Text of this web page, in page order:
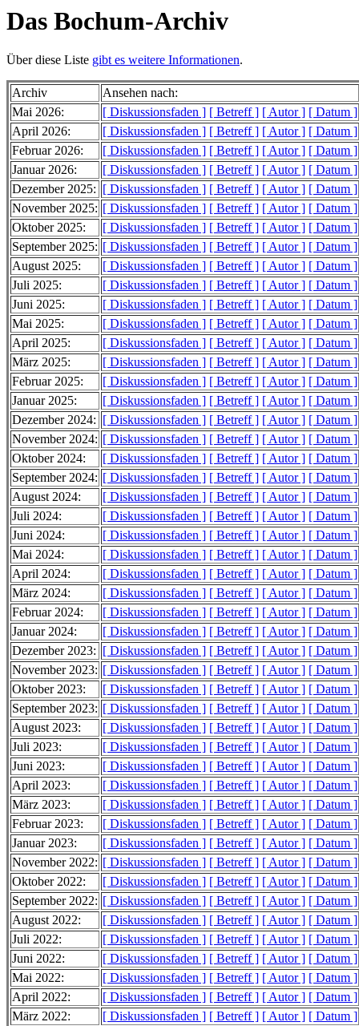
Das Bochum-Archiv
Über diese Liste gibt es weitere Informationen.
Archiv
Ansehen nach:
Mai 2026:
[ Diskussionsfaden ] [ Betreff ] [ Autor ] [ Datum ]
April 2026:
[ Diskussionsfaden ] [ Betreff ] [ Autor ] [ Datum ]
Februar 2026:
[ Diskussionsfaden ] [ Betreff ] [ Autor ] [ Datum ]
Januar 2026:
[ Diskussionsfaden ] [ Betreff ] [ Autor ] [ Datum ]
Dezember 2025: [ Diskussionsfaden ] [ Betreff ] [ Autor ] [ Datum ]
November 2025: [ Diskussionsfaden ] [ Betreff ] [ Autor ] [ Datum ]
Oktober 2025:
[ Diskussionsfaden ] [ Betreff ] [ Autor ] [ Datum ]
September 2025: [ Diskussionsfaden ] [ Betreff ] [ Autor ] [ Datum ]
August 2025:
[ Diskussionsfaden ] [ Betreff ] [ Autor ] [ Datum ]
Juli 2025:
[ Diskussionsfaden ] [ Betreff ] [ Autor ] [ Datum ]
Juni 2025:
[ Diskussionsfaden ] [ Betreff ] [ Autor ] [ Datum ]
Mai 2025:
[ Diskussionsfaden ] [ Betreff ] [ Autor ] [ Datum ]
April 2025:
[ Diskussionsfaden ] [ Betreff ] [ Autor ] [ Datum ]
März 2025:
[ Diskussionsfaden ] [ Betreff ] [ Autor ] [ Datum ]
Februar 2025:
[ Diskussionsfaden ] [ Betreff ] [ Autor ] [ Datum ]
Januar 2025:
[ Diskussionsfaden ] [ Betreff ] [ Autor ] [ Datum ]
Dezember 2024: [ Diskussionsfaden ] [ Betreff ] [ Autor ] [ Datum ]
November 2024: [ Diskussionsfaden ] [ Betreff ] [ Autor ] [ Datum ]
Oktober 2024:
[ Diskussionsfaden ] [ Betreff ] [ Autor ] [ Datum ]
September 2024: [ Diskussionsfaden ] [ Betreff ] [ Autor ] [ Datum ]
August 2024:
[ Diskussionsfaden ] [ Betreff ] [ Autor ] [ Datum ]
Juli 2024:
[ Diskussionsfaden ] [ Betreff ] [ Autor ] [ Datum ]
Juni 2024:
[ Diskussionsfaden ] [ Betreff ] [ Autor ] [ Datum ]
Mai 2024:
[ Diskussionsfaden ] [ Betreff ] [ Autor ] [ Datum ]
April 2024:
[ Diskussionsfaden ] [ Betreff ] [ Autor ] [ Datum ]
März 2024:
[ Diskussionsfaden ] [ Betreff ] [ Autor ] [ Datum ]
Februar 2024:
[ Diskussionsfaden ] [ Betreff ] [ Autor ] [ Datum ]
Januar 2024:
[ Diskussionsfaden ] [ Betreff ] [ Autor ] [ Datum ]
Dezember 2023: [ Diskussionsfaden ] [ Betreff ] [ Autor ] [ Datum ]
November 2023: [ Diskussionsfaden ] [ Betreff ] [ Autor ] [ Datum ]
Oktober 2023:
[ Diskussionsfaden ] [ Betreff ] [ Autor ] [ Datum ]
September 2023: [ Diskussionsfaden ] [ Betreff ] [ Autor ] [ Datum ]
August 2023:
[ Diskussionsfaden ] [ Betreff ] [ Autor ] [ Datum ]
Juli 2023:
[ Diskussionsfaden ] [ Betreff ] [ Autor ] [ Datum ]
Juni 2023:
[ Diskussionsfaden ] [ Betreff ] [ Autor ] [ Datum ]
April 2023:
[ Diskussionsfaden ] [ Betreff ] [ Autor ] [ Datum ]
März 2023:
[ Diskussionsfaden ] [ Betreff ] [ Autor ] [ Datum ]
Februar 2023:
[ Diskussionsfaden ] [ Betreff ] [ Autor ] [ Datum ]
Januar 2023:
[ Diskussionsfaden ] [ Betreff ] [ Autor ] [ Datum ]
November 2022: [ Diskussionsfaden ] [ Betreff ] [ Autor ] [ Datum ]
Oktober 2022:
[ Diskussionsfaden ] [ Betreff ] [ Autor ] [ Datum ]
September 2022: [ Diskussionsfaden ] [ Betreff ] [ Autor ] [ Datum ]
August 2022:
[ Diskussionsfaden ] [ Betreff ] [ Autor ] [ Datum ]
Juli 2022:
[ Diskussionsfaden ] [ Betreff ] [ Autor ] [ Datum ]
Juni 2022:
[ Diskussionsfaden ] [ Betreff ] [ Autor ] [ Datum ]
Mai 2022:
[ Diskussionsfaden ] [ Betreff ] [ Autor ] [ Datum ]
April 2022:
[ Diskussionsfaden ] [ Betreff ] [ Autor ] [ Datum ]
März 2022:
[ Diskussionsfaden ] [ Betreff ] [ Autor ] [ Datum ]